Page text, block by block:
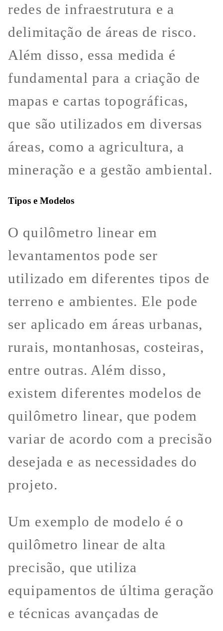
redes de infraestrutura e a
delimitação de áreas de risco.
Além disso, essa medida é
fundamental para a criação de
mapas e cartas topográficas,
que são utilizados em diversas
áreas, como a agricultura, a
mineração e a gestão ambiental.
Tipos e Modelos
O quilômetro linear em
levantamentos pode ser
utilizado em diferentes tipos de
terreno e ambientes. Ele pode
ser aplicado em áreas urbanas,
rurais, montanhosas, costeiras,
entre outras. Além disso,
existem diferentes modelos de
quilômetro linear, que podem
variar de acordo com a precisão
desejada e as necessidades do
projeto.
Um exemplo de modelo é o
quilômetro linear de alta
precisão, que utiliza
equipamentos de última geração
e técnicas avançadas de